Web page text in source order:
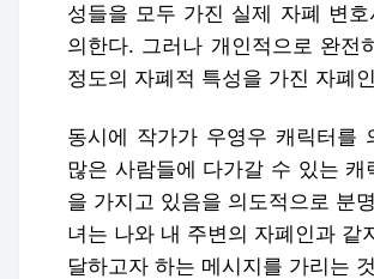
성들을 모두 가진 실제 자폐 변
의한다. 그러나 개인적으로 완전
정도의 자폐적 특성을 가진 자폐
동시에 작가가 우영우 캐릭터를
많은 사람들에 다가갈 수 있는
을 가지고 있음을 의도적으로 분
녀는 나와 내 주변의 자폐인과 같
달하고자 하는 메시지를 가리는